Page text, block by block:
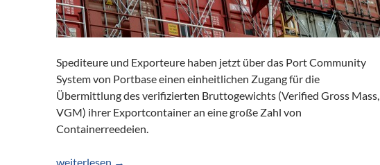
Spediteure und Exporteure haben jetzt über das Port Community
System von Portbase einen einheitlichen Zugang für die
Übermittlung des verifizierten Bruttogewichts (Verified Gross Mass,
VGM) ihrer Exportcontainer an eine große Zahl von
Containerreedeien.
Einheitlicher Zugang für VGM-Meldung
weiterlesen →